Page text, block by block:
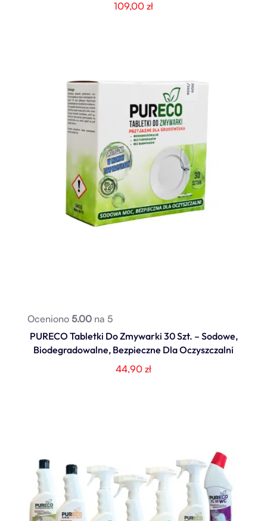
109,00 zł
Oceniono 5.00 na 5
PURECO Tabletki Do Zmywarki 30 Szt. – Sodowe,
Biodegradowalne, Bezpieczne Dla Oczyszczalni
44,90 zł